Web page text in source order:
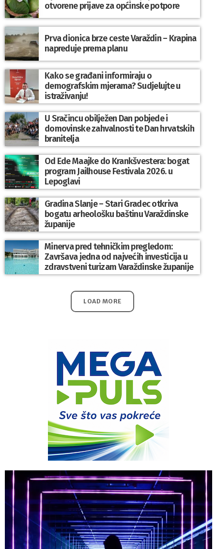
otvorene prijave za općinske potpore
Prva dionica brze ceste Varaždin – Krapina
napreduje prema planu
Kako se građani informiraju o
demografskim mjerama? Sudjelujte u
istraživanju!
U Sračincu obilježen Dan pobjede i
domovinske zahvalnosti te Dan hrvatskih
branitelja
Od Ede Maajke do Krankšvestera: bogat
program Jailhouse Festivala 2026. u
Lepoglavi
Gradina Slanje – Stari Gradec otkriva
bogatu arheološku baštinu Varaždinske
županije
Minerva pred tehničkim pregledom:
Završava jedna od najvećih investicija u
zdravstveni turizam Varaždinske županije
LOAD MORE